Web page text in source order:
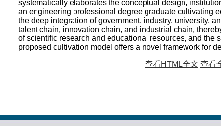
systematically elaborates the conceptual design,
an engineering professional degree graduate cultivating
the deep integration of government, industry, university,
talent chain, innovation chain, and industrial chain,
of scientific research and educational resources, and
proposed cultivation model offers a novel framework for
查看HTML全文 查看